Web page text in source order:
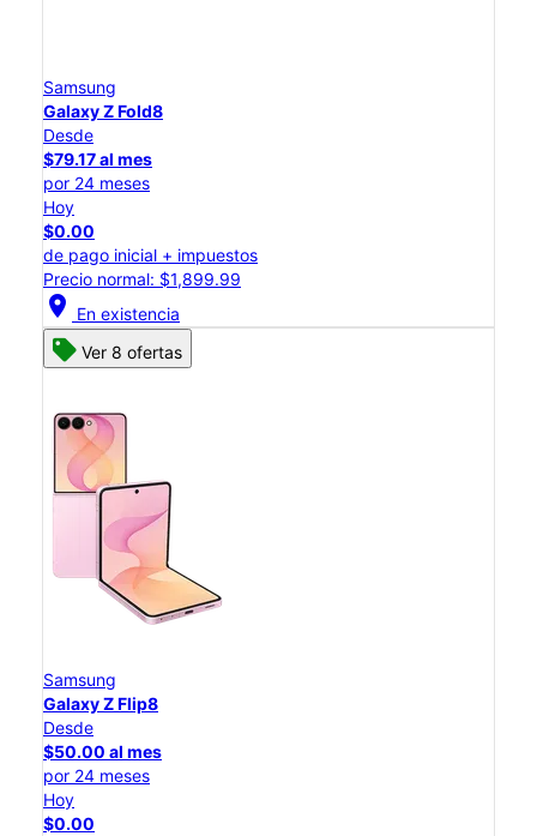
Samsung
Galaxy Z Fold8
Desde
$79.17 al mes
por 24 meses
Hoy
$0.00
de pago inicial + impuestos
Precio normal: $1,899.99
location_on En existencia
Ver 8 ofertas
Samsung
Galaxy Z Flip8
Desde
$50.00 al mes
por 24 meses
Hoy
$0.00